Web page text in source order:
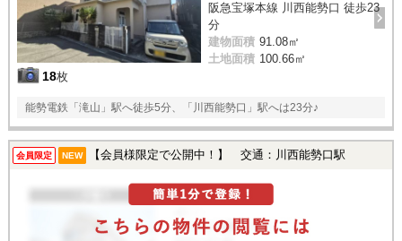
18枚
阪急宝塚本線 川西能勢口 徒歩23
分
建物面積 91.08㎡
土地面積 100.66㎡
能勢電鉄「滝山」駅へ徒歩5分、「川西能勢口」駅へは23分♪
会員限定 NEW 【会員様限定で公開中！】 交通：川西能勢口駅